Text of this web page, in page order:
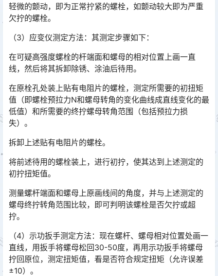
轻微的颤动，即为正常拧紧的螺栓，如颤动较大即为严重
欠拧的螺栓。󠅅󠅃󠄵󠅂󠄪󠇖󠆨󠆨󠇕󠆞󠆒󠅬󠇘󠆭󠆘󠇙󠆝󠅵󠇗󠆭󠆁󠄐󠇗󠅹󠅸󠇖󠆍󠅳󠇖󠅹󠅰󠇖󠆌󠅹
（3）应变仪测定方法：其测定步骤如下：
在可疑高强度螺栓的杆端面和螺母的相对位置上画一直
线，然后将其拆卸除锈、涂油后待用。
在原栓孔处装上贴有电阻片的螺栓，测定所需要的初扭矩
值（即螺栓预拉力N和螺母转角的变化曲线成直线变化的最
低值）和所需要的终拧螺母转角范围（包括预拉力损
失）。
拆卸上述贴有电阻片的螺栓。
将前述待用的螺栓装上，进行初拧，使其达到上述测定的
初拧扭矩值。
测量螺杆端面和螺母上原画线间的角度，并与上述测定的
螺母终拧转角范围比较，即可判明该螺栓是否欠拧或超
拧。
（4）示功扳手测定方法：现在螺杆、螺母相对位置处画一
直线，用扳手将螺母松回30-50度，再用示功扳手将螺母
拧回原位，测定扭矩值，看是否符合规定扭矩（允许误差
±10）。󠅅󠅃󠄵󠅂󠄪󠇖󠆨󠆨󠇕󠆞󠆒󠅬󠇘󠆭󠆘󠇙󠆝󠅵󠇗󠆭󠆁󠄐󠇗󠅹󠅸󠇖󠆍󠅳󠇖󠅹󠅰󠇖󠆌󠅹